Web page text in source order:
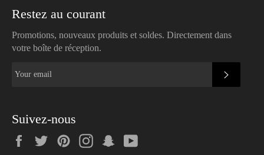
Restez au courant
Promotions, nouveaux produits et soldes. Directement dans
votre boîte de réception.
Suivez-nous
FacebookTwitterPinterestInstagramSnapchat